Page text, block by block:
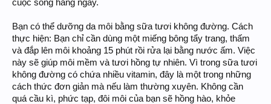
cuộc sống hằng ngày.
Bạn có thể dưỡng da môi bằng sữa tươi không đường. Cách
thực hiện: Bạn chỉ cần dùng một miếng bông tẩy trang, thấm
và đắp lên môi khoảng 15 phút rồi rửa lại bằng nước ấm. Việc
này sẽ giúp môi mềm và tươi hồng tự nhiên. Vì trong sữa tươi
không đường có chứa nhiều vitamin, đây là một trong những
cách thức đơn giản mà nếu làm thường xuyên. Không cần
quá cầu kì, phức tạp, đôi môi của bạn sẽ hồng hào, khỏe